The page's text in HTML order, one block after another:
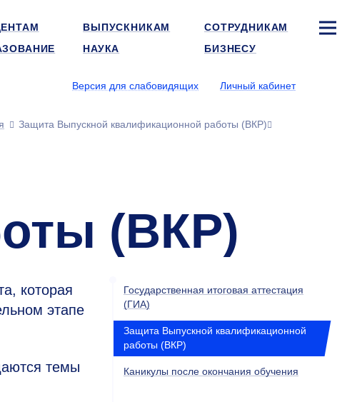
ВЫПУСКНИКАМ
СОТРУДНИКАМ
НАУКА БИЗНЕСУ
Версия для слабовидящих Личный кабинет
Защита Выпускной квалификационной работы (ВКР)
(ВКР)
которая
этапе
темы
Государственная итоговая аттестация
(ГИА)
Защита Выпускной квалификационной
работы (ВКР)
Каникулы после окончания обучения